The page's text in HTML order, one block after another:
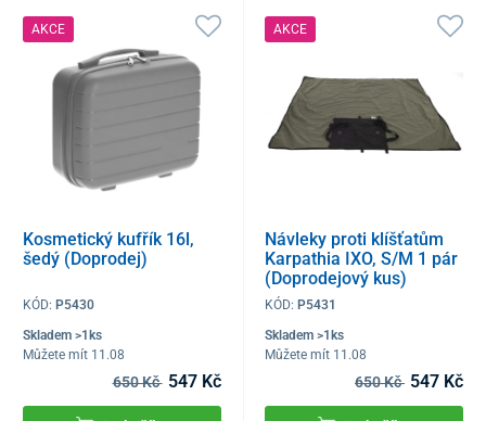
AKCE
Kosmetický kufřík 16l,
šedý (Doprodej)
KÓD: P5430
Skladem >1ks
Můžete mít 11.08
650 Kč 547 Kč
AKCE
Návleky proti klíšťatům
Karpathia IXO, S/M 1 pár
(Doprodejový kus)
KÓD:P5431
Skladem >1ks
Můžete mít 11.08
650 Kč 547 Kč